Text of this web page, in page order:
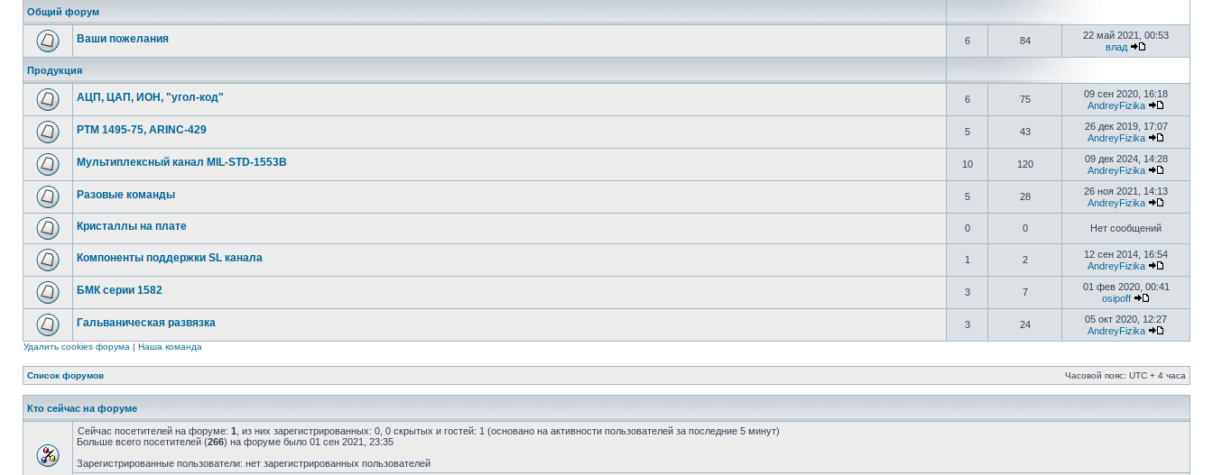
Общий форум
Ваши пожелания 6 84
22 май 2021, 00:53
влад
Продукция
АЦП, ЦАП, ИОН, "угол-код" 6 75
09 сен 2020, 16:18
AndreyFizika
РТМ 1495-75, ARINC-429 5 43
26 дек 2019, 17:07
AndreyFizika
Мультиплексный канал MIL-STD-1553B 10 120
09 дек 2024, 14:28
AndreyFizika
Разовые команды 5 28
26 ноя 2021, 14:13
AndreyFizika
Кристаллы на плате 0 0 Нет сообщений
Компоненты поддержки SL канала 1 2
12 сен 2014, 16:54
AndreyFizika
БМК серии 1582 3 7
01 фев 2020, 00:41
osipoff
Гальваническая развязка 3 24
05 окт 2020, 12:27
AndreyFizika
Удалить cookies форума | Наша команда
Список форумов Часовой пояс: UTC + 4 часа
Кто сейчас на форуме
Сейчас посетителей на форуме: 1 , из них зарегистрированных: 0, 0 скрытых и гостей: 1 (основано на активности пользователей за последние 5 минут)
Больше всего посетителей (266) на форуме было 01 сен 2021, 23:35
Зарегистрированные пользователи: нет зарегистрированных пользователей